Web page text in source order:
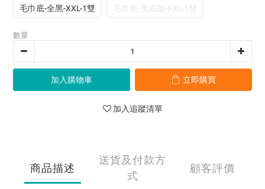
毛巾底-全黑-XXL-1雙 毛巾底-黑底咖-XXL-1雙
數量
加入購物車 立即購買
加入追蹤清單
商品描述
送貨及付款方
式
顧客評價